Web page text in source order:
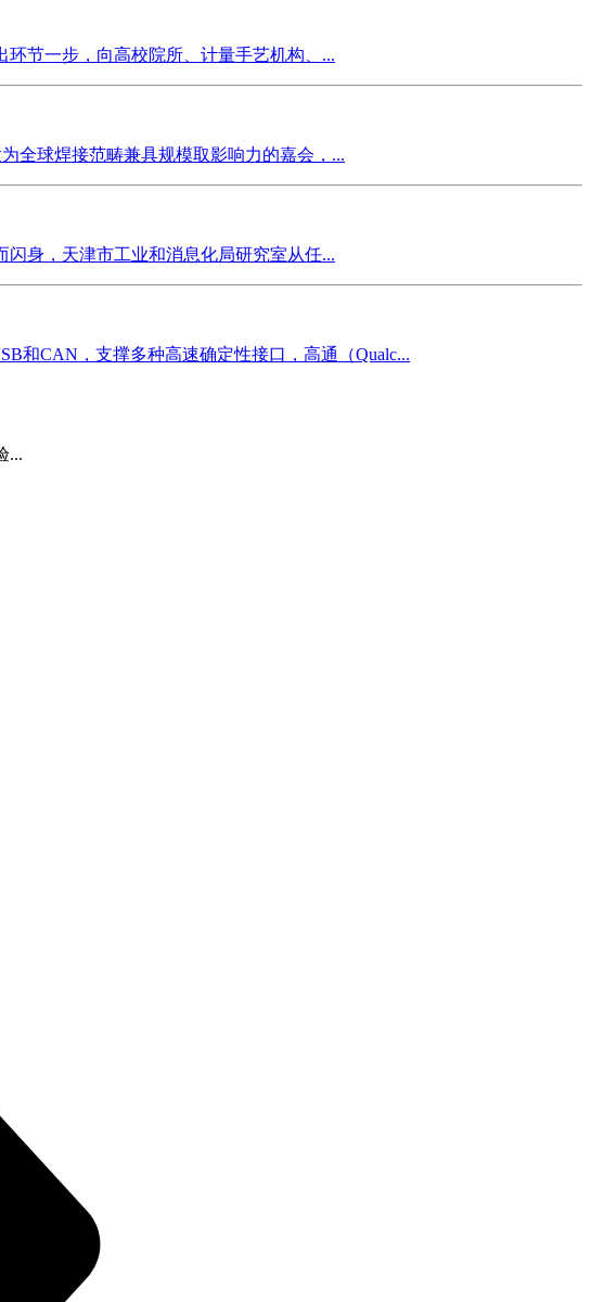
节一步，向高校院所、计量手艺机构、...
全球焊接范畴兼具规模取影响力的嘉会，...
身，天津市工业和消息化局研究室从任...
和CAN，支撑多种高速确定性接口，高通（Qualc...
...